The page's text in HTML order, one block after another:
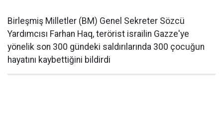
Birleşmiş Milletler (BM) Genel Sekreter Sözcü
Yardımcısı Farhan Haq, terörist israilin Gazze'ye
yönelik son 300 gündeki saldırılarında 300 çocuğun
hayatını kaybettiğini bildirdi